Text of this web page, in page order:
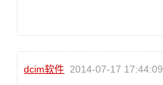
dcim软件 2014-07-17 17:44:09